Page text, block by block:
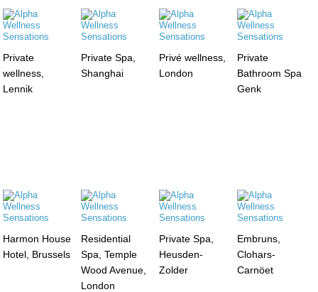
Private
wellness,
Lennik
Private Spa,
Shanghai
Privé wellness,
London
Private
Bathroom Spa
Genk
Harmon House
Hotel, Brussels
Residential
Spa, Temple
Wood Avenue,
London
Private Spa,
Heusden-
Zolder
Embruns,
Clohars-
Carnöet